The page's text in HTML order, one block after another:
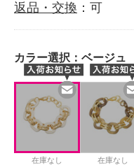
返品・交換 ：可
カラー選択： ベージュ
在庫なし 在庫なし